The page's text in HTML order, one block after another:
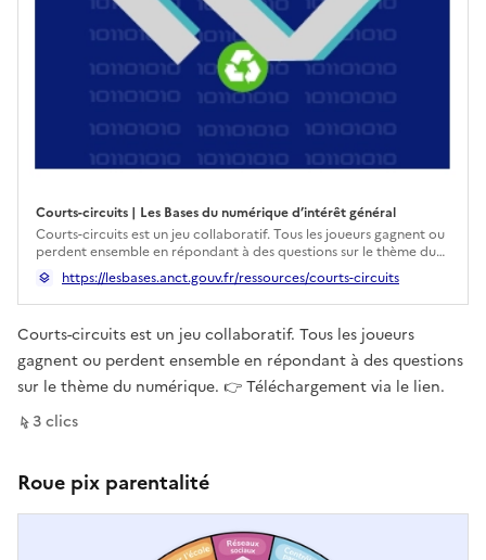
Courts-circuits | Les Bases du numérique d’intérêt général
Ouverture dans un nouvel onglet
Courts-circuits est un jeu collaboratif. Tous les joueurs gagnent ou
perdent ensemble en répondant à des questions sur le thème du
numérique. Vous souhaitez contribuer à l’amélioration de cette
ressource ? Vous l’avez utilisée ? Votre avis nous intéresse pour la
faire progresser. Contactez-nous à conseillers.numeriques@tarn.fr
https://lesbases.anct.gouv.fr/ressources/courts-circuits
Courts-circuits est un jeu collaboratif. Tous les joueurs
gagnent ou perdent ensemble en répondant à des questions
sur le thème du numérique. 👉 Téléchargement via le lien.
3clics
sur ce lien
Roue pix parentalité